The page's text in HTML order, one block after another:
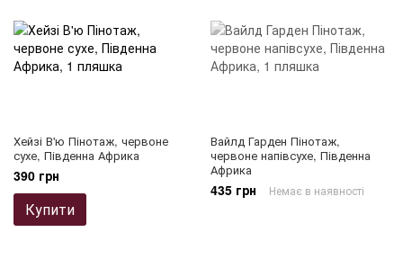
Хейзі В'ю Пінотаж, червоне
сухе, Південна Африка
390 грн
Купити
Вайлд Гарден Пінотаж,
червоне напівсухе, Південна
Африка
435 грн Немає в наявності